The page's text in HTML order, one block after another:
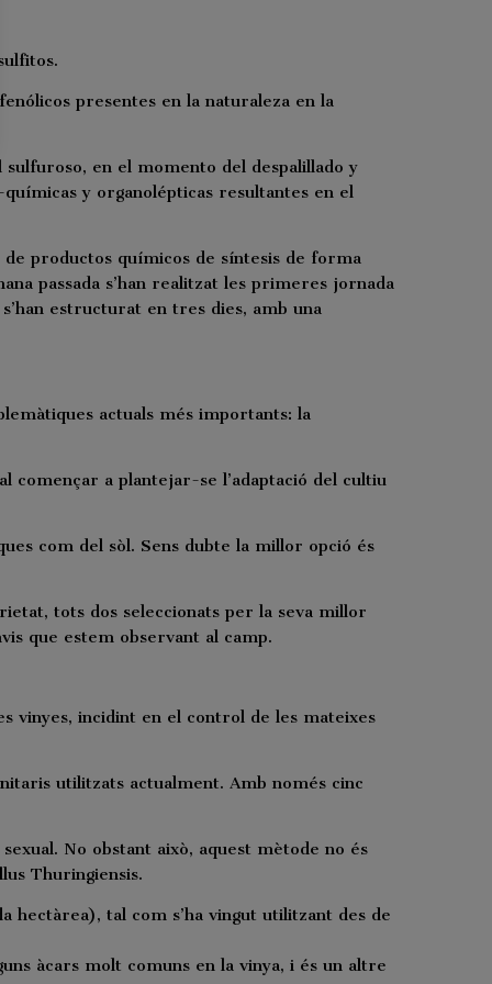
presentes en la naturaleza en la
en el momento del despalillado y
y organolépticas resultantes en el
productos químicos de síntesis de forma
passada s’han realitzat les primeres jornada
estructurat en tres dies, amb una
actuals més importants: la
a plantejar-se l’adaptació del cultiu
com del sòl. Sens dubte la millor opció és
tots dos seleccionats per la seva millor
que estem observant al camp.
vinyes, incidint en el control de les mateixes
utilitzats actualment. Amb només cinc
No obstant això, aquest mètode no és
Thuringiensis.
hectàrea), tal com s’ha vingut utilitzant des de
àcars molt comuns en la vinya, i és un altre